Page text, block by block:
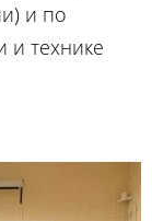
и по
и технике